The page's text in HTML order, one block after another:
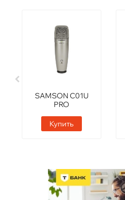
SAMSON C01U
PRO
Купить